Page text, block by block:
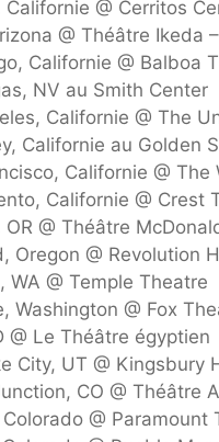
Californie @ Cerritos
@ Théâtre Ikeda
Californie @ Balboa
NV au Smith Center
Californie @ The
Californie au Golden
Californie @ The
Californie @ Crest
@ Théâtre
Oregon @ Revolution
WA @ Temple Theatre
Washington @ Fox
@ Le Théâtre égyptien
City, UT @ Kingsbury
CO @ Théâtre
@ Paramount